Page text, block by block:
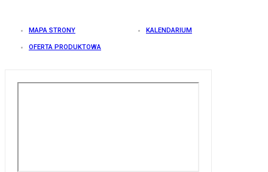
MAPA STRONY KALENDARIUM
OFERTA PRODUKTOWA